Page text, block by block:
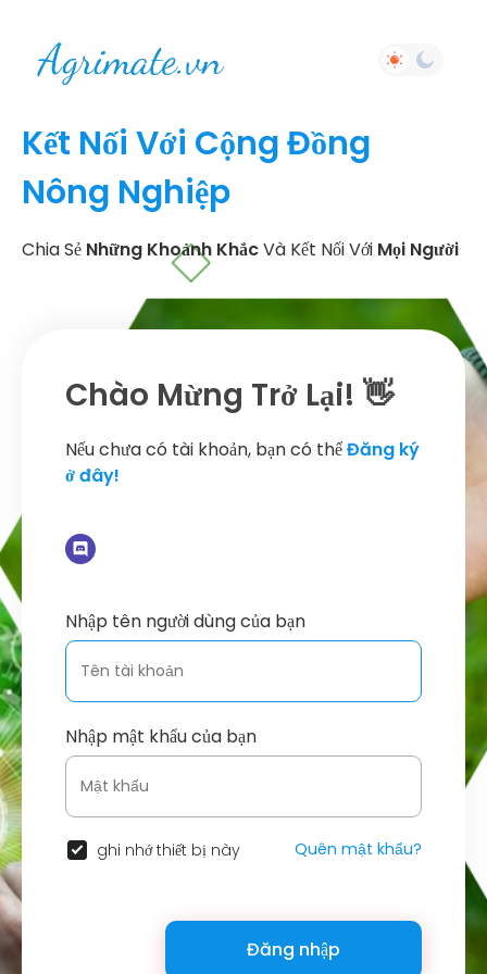
Kết Nối Với Cộng Đồng
Nông Nghiệp
Chia Sẻ Những Khoảnh KhắcVà Kết Nối Với Mọi Người
Chào Mừng Trở Lại! 👋
Nếu chưa có tài khoản, bạn có thểĐăng ký
ở đây!
Nhập tên người dùng của bạn
Nhập mật khẩu của bạn
ghi nhớ thiết bị này Quên mật khẩu?
Đăng nhập